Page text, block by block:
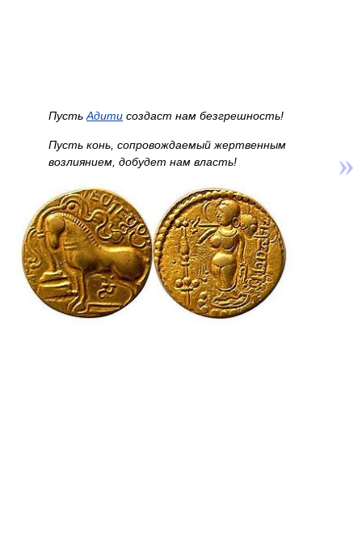
Пусть Адити создаст нам безгрешность!
Пусть конь, сопровождаемый жертвенным
возлиянием, добудет нам власть!